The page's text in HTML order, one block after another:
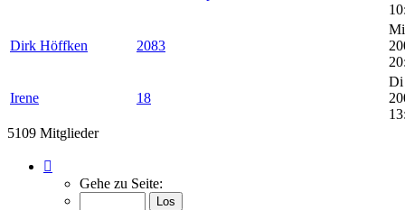
Dirk Höffken 2083
Irene 18
Di
5109 Mitglieder
von
Gehe zu Seite: